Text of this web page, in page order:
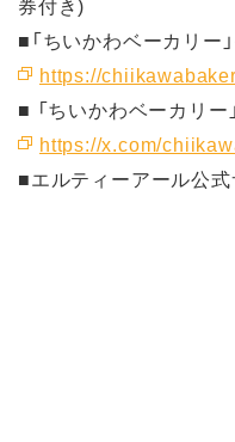
■「ちいかわベーカリー
https://
■ 「ちいかわベーカリー
https://x.com/
■エルティーアール公式